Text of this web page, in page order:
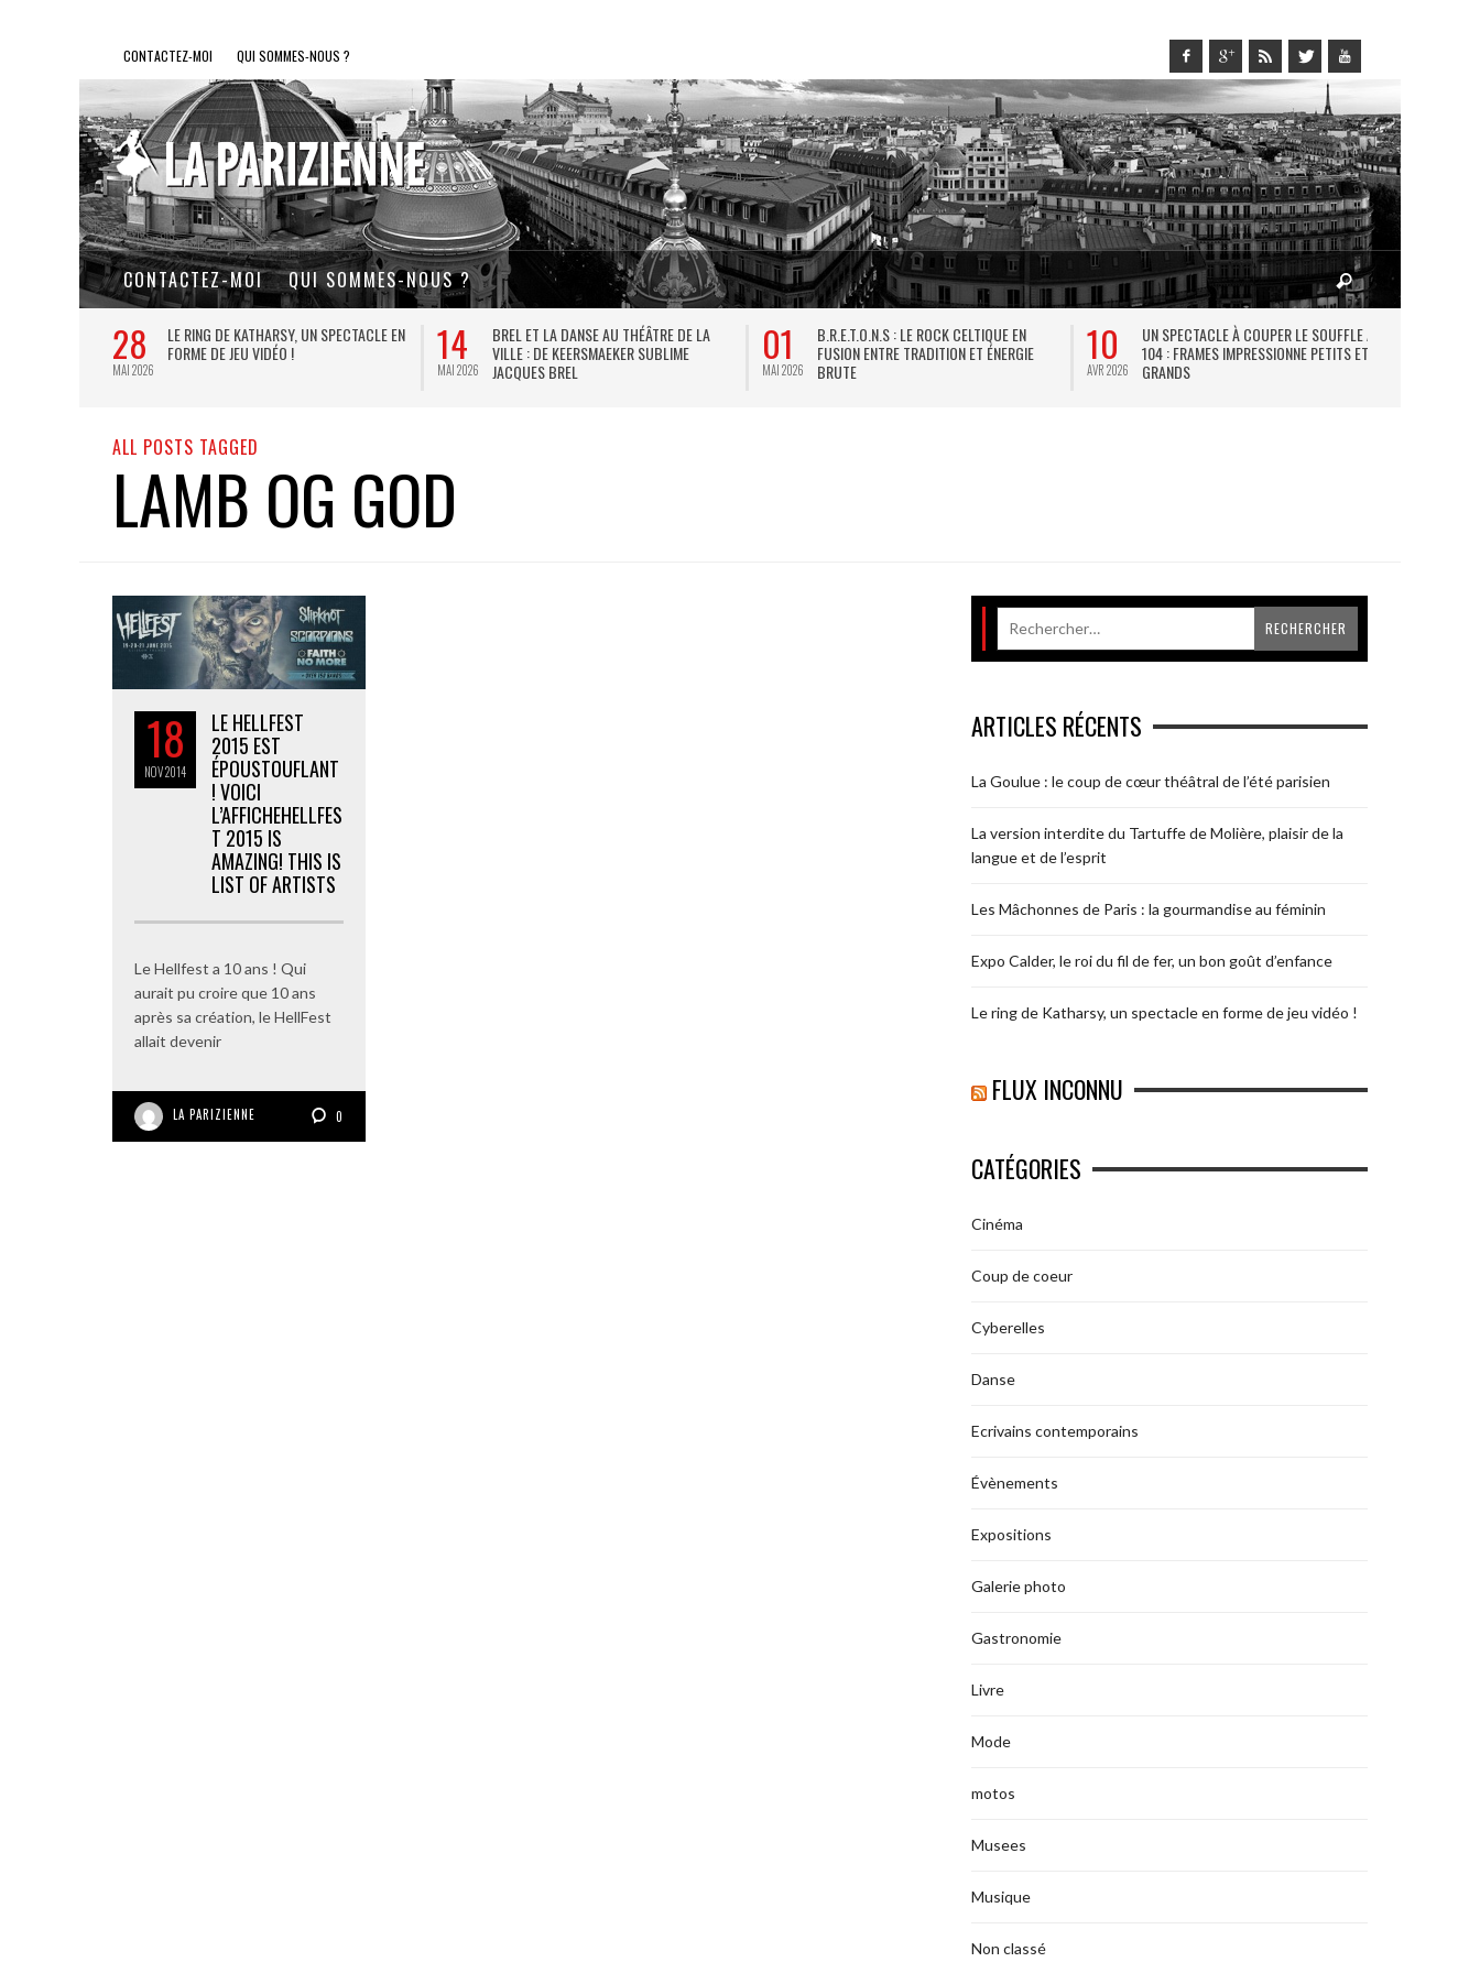
CONTACTEZ-MOI QUI SOMMES-NOUS ?
CONTACTEZ-MOI QUI SOMMES-NOUS ?
28
MAI 2026
LE RING DE KATHARSY, UN SPECTACLE EN
FORME DE JEU VIDÉO !
14
MAI 2026
BREL ET LA DANSE AU THÉÂTRE DE LA
VILLE : DE KEERSMAEKER SUBLIME
JACQUES BREL
01
MAI 2026
B.R.E.T.O.N.S : LE ROCK CELTIQUE EN
FUSION ENTRE TRADITION ET ÉNERGIE
BRUTE
10
AVR 2026
UN SPECTACLE À COUPER LE SOUFFLE AU
104 : FRAMES IMPRESSIONNE PETITS ET
GRANDS
ALL POSTS TAGGED
LAMB OG GOD
18
NOV2014
LE HELLFEST
2015 EST
ÉPOUSTOUFLANT
! VOICI
L’AFFICHEHELLFES
T 2015 IS
AMAZING! THIS IS
LIST OF ARTISTS
Le Hellfest a 10 ans ! Qui
aurait pu croire que 10 ans
après sa création, le HellFest
allait devenir
LA PARIZIENNE 0
ARTICLES RÉCENTS
La Goulue : le coup de cœur théâtral de l’été parisien
La version interdite du Tartuffe de Molière, plaisir de la
langue et de l’esprit
Les Mâchonnes de Paris : la gourmandise au féminin
Expo Calder, le roi du fil de fer, un bon goût d’enfance
Le ring de Katharsy, un spectacle en forme de jeu vidéo !
FLUX INCONNU
CATÉGORIES
Cinéma
Coup de coeur
Cyberelles
Danse
Ecrivains contemporains
Évènements
Expositions
Galerie photo
Gastronomie
Livre
Mode
motos
Musees
Musique
Non classé